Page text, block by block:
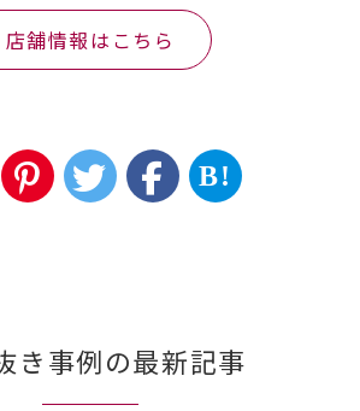
店舗情報はこちら
B!
き事例の最新記事